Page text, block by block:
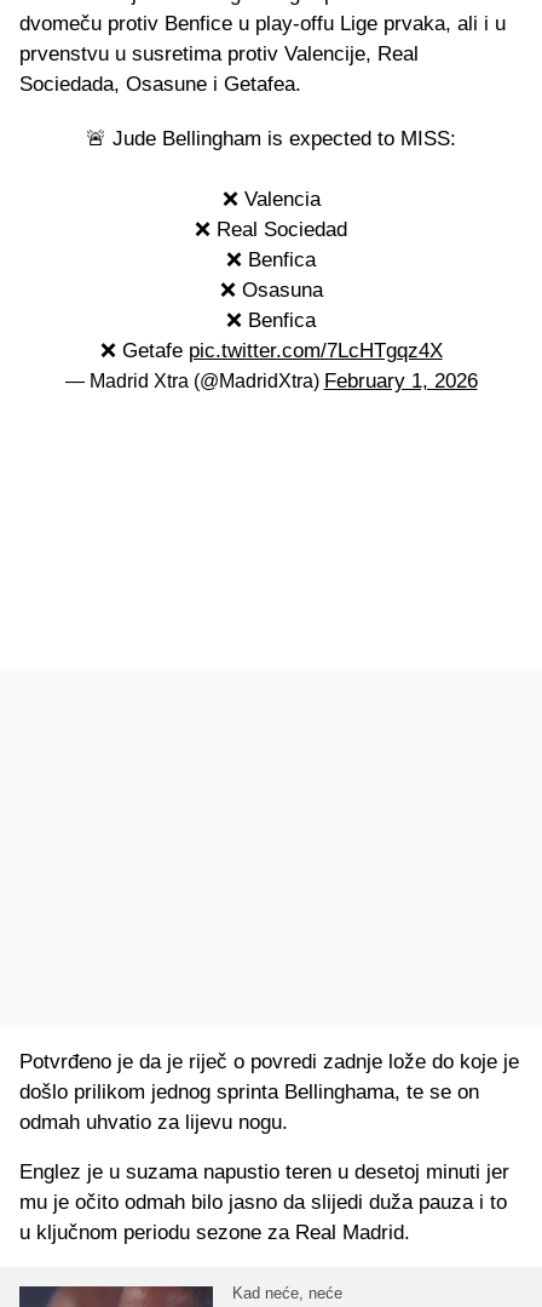
dvomeču protiv Benfice u play-offu Lige prvaka, ali i u
prvenstvu u susretima protiv Valencije, Real
Sociedada, Osasune i Getafea.
🚨 Jude Bellingham is expected to MISS:
❌ Valencia
❌ Real Sociedad
❌ Benfica
❌ Osasuna
❌ Benfica
❌ Getafe pic.twitter.com/7LcHTgqz4X
— Madrid Xtra (@MadridXtra) February 1, 2026
Potvrđeno je da je riječ o povredi zadnje lože do koje je
došlo prilikom jednog sprinta Bellinghama, te se on
odmah uhvatio za lijevu nogu.
Englez je u suzama napustio teren u desetoj minuti jer
mu je očito odmah bilo jasno da slijedi duža pauza i to
u ključnom periodu sezone za Real Madrid.
Kad neće, neće